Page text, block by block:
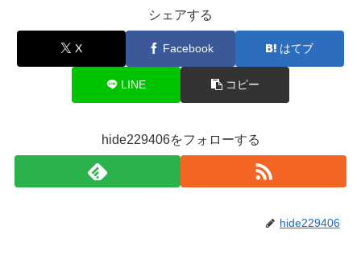
シェアする
X Facebook はてブ
LINE コピー
hide229406をフォローする
hide229406